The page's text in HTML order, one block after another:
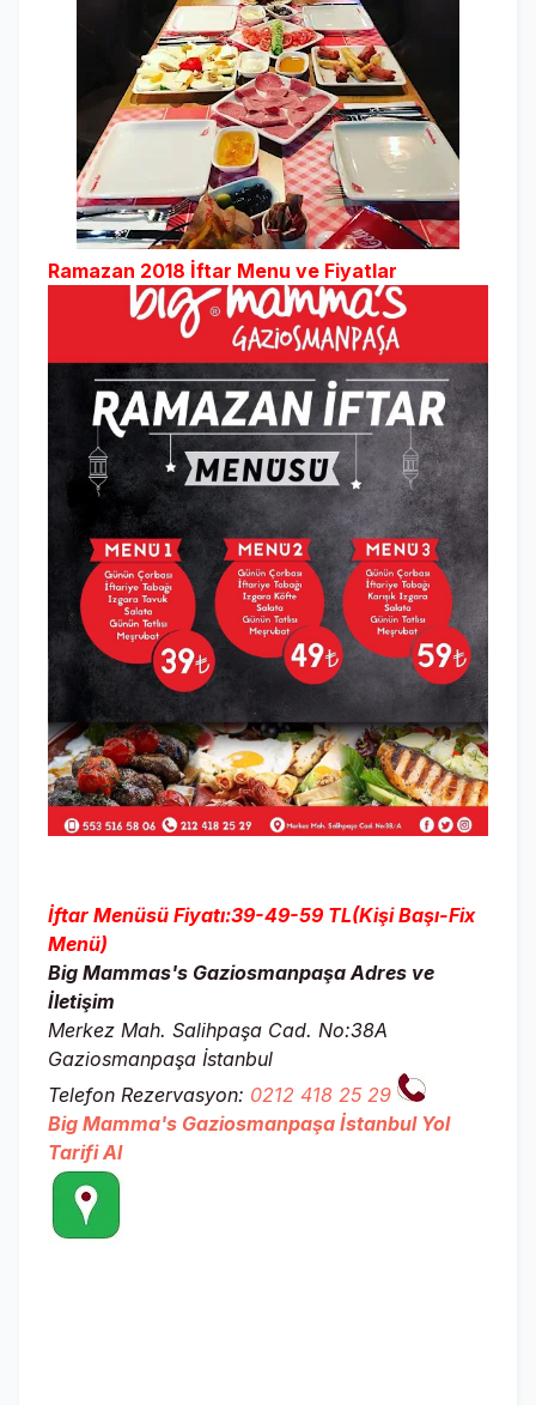
Ramazan 2018 İftar Menu ve Fiyatlar
İftar Menüsü Fiyatı:39-49-59 TL(Kişi Başı-Fix
Menü)
Big Mammas's Gaziosmanpaşa Adres ve
İletişim
Merkez Mah. Salihpaşa Cad. No:38A
Gaziosmanpaşa İstanbul
Telefon Rezervasyon: 0212 418 25 29
Big Mamma's Gaziosmanpaşa İstanbul Yol
Tarifi Al